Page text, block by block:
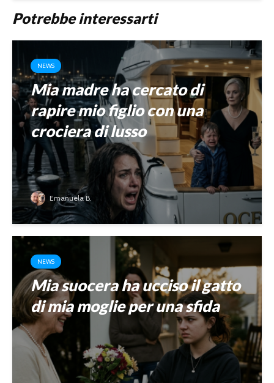
Potrebbe interessarti
NEWS
Mia madre ha cercato di
rapire mio figlio con una
crociera di lusso
Emanuela B.
NEWS
Mia suocera ha ucciso il gatto
di mia moglie per una sfida